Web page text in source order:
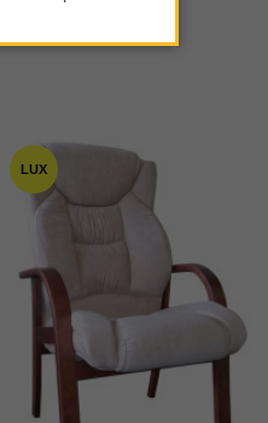
NAPPA черная
24 890
LUX